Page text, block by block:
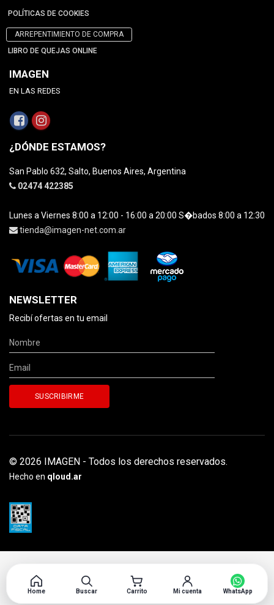
POLÍTICAS DE COOKIES
ARREPENTIMIENTO DE COMPRA
LIBRO DE QUEJAS ONLINE
IMAGEN
EN LAS REDES
¿DÓNDE ESTAMOS?
San Pablo 632, Salto, Buenos Aires, Argentina
02474 422385
Lunes a Viernes 8:00 a 12:00 - 16:00 a 20:00 S�bados 8:00 a 12:30
tienda@imagen-net.com.ar
NEWSLETTER
Recibí ofertas en tu email
© 2026 IMAGEN - Todos los derechos reservados.
Hecho en qloud.ar
Home Buscar Carrito Mi cuenta